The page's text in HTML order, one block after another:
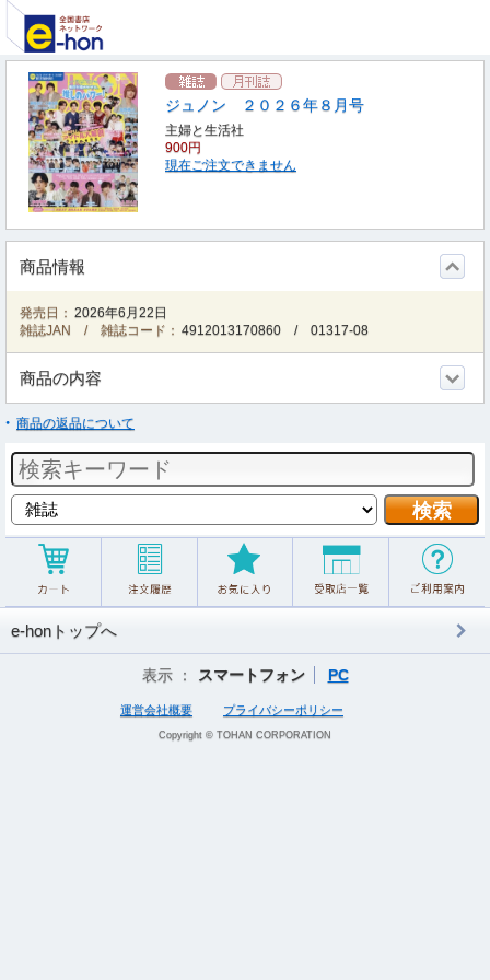
ジュノン ２０２６年８月号
主婦と生活社
900円
現在ご注文できません
商品情報
発売日： 2026年6月22日
雑誌JAN / 雑誌コード： 4912013170860 /01317-08
商品の内容
商品の返品について
e-honトップへ
表示 ： スマートフォン PC
運営会社概要 プライバシーポリシー
Copyright © TOHAN CORPORATION